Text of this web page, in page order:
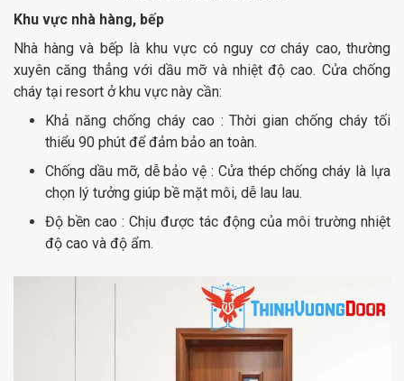
Khu vực nhà hàng, bếp
Nhà hàng và bếp là khu vực có nguy cơ cháy cao, thường
xuyên căng thẳng với dầu mỡ và nhiệt độ cao. Cửa chống
cháy tại resort ở khu vực này cần:
Khả năng chống cháy cao : Thời gian chống cháy tối
thiểu 90 phút để đảm bảo an toàn.
Chống dầu mỡ, dễ bảo vệ : Cửa thép chống cháy là lựa
chọn lý tưởng giúp bề mặt môi, dễ lau lau.
Độ bền cao : Chịu được tác động của môi trường nhiệt
độ cao và độ ẩm.